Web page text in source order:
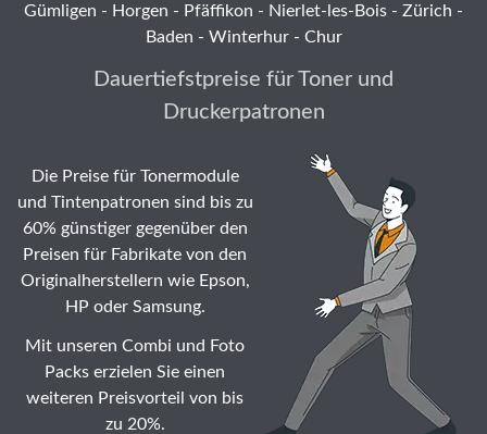
Gümligen - Horgen - Pfäffikon - Nierlet-les-Bois - Zürich -
Baden - Winterhur - Chur
Dauertiefstpreise für Toner und
Druckerpatronen
Die Preise für Tonermodule
und Tintenpatronen sind bis zu
60% günstiger gegenüber den
Preisen für Fabrikate von den
Originalherstellern wie Epson,
HP oder Samsung.
Mit unseren Combi und Foto
Packs erzielen Sie einen
weiteren Preisvorteil von bis
zu 20%.